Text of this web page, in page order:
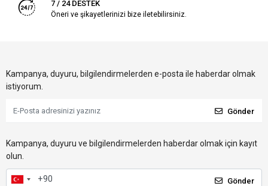
7 / 24 DESTEK
Öneri ve şikayetlerinizi bize iletebilirsiniz.
Kampanya, duyuru, bilgilendirmelerden e-posta ile haberdar olmak
istiyorum.
Gönder
Kampanya, duyuru ve bilgilendirmelerden haberdar olmak için kayıt
olun.
Gönder